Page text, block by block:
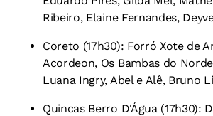
Ribeiro, Elaine Fernandes,
Coreto (17h30): Forró Xote de
Acordeon, Os Bambas do
Luana Ingry, Abel e Alê, Bruno
Quincas Berro D'Água (17h30):